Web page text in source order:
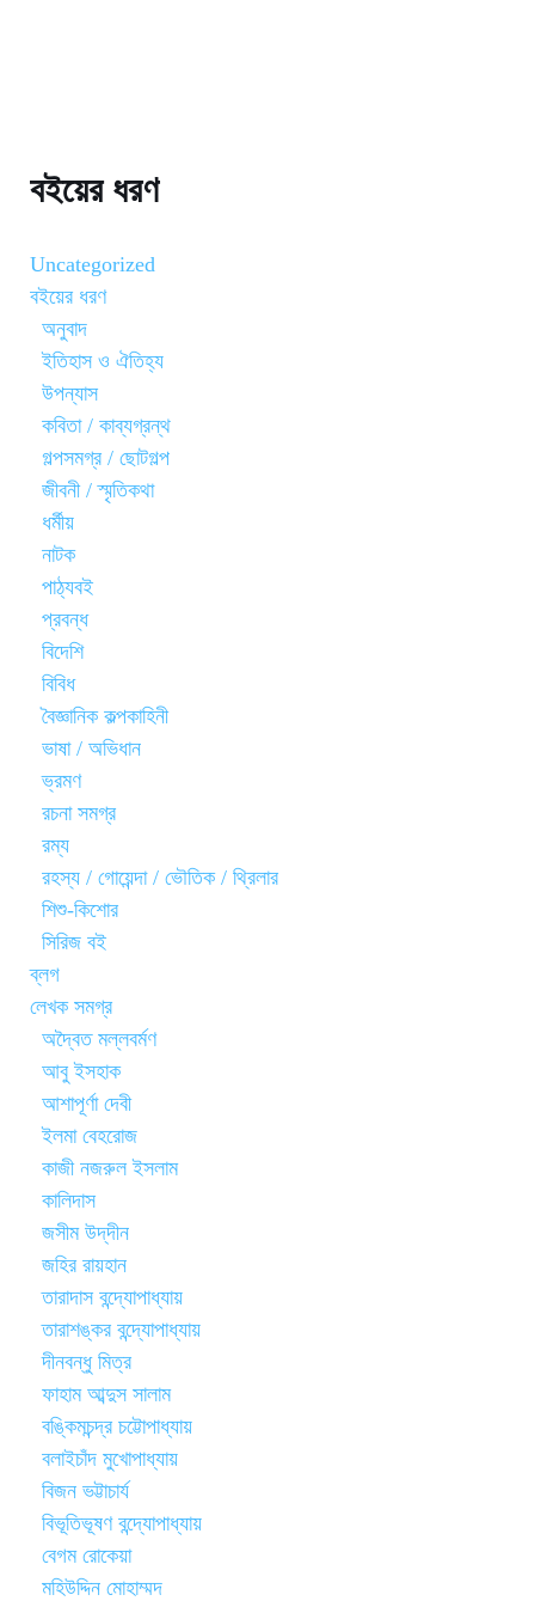
বইয়ের ধরণ
Uncategorized
বইয়ের ধরণ
অনুবাদ
ইতিহাস ও ঐতিহ্য
উপন্যাস
কবিতা / কাব্যগ্রন্থ
গল্পসমগ্র / ছোটগল্প
জীবনী / স্মৃতিকথা
ধর্মীয়
নাটক
পাঠ্যবই
প্রবন্ধ
বিদেশি
বিবিধ
বৈজ্ঞানিক কল্পকাহিনী
ভাষা / অভিধান
ভ্রমণ
রচনা সমগ্র
রম্য
রহস্য / গোয়েন্দা / ভৌতিক / থ্রিলার
শিশু-কিশোর
সিরিজ বই
ব্লগ
লেখক সমগ্র
অদ্বৈত মল্লবর্মণ
আবু ইসহাক
আশাপূর্ণা দেবী
ইলমা বেহরোজ
কাজী নজরুল ইসলাম
কালিদাস
জসীম উদ্‌দীন
জহির রায়হান
তারাদাস বন্দ্যোপাধ্যায়
তারাশঙ্কর বন্দ্যোপাধ্যায়
দীনবন্ধু মিত্র
ফাহাম আব্দুস সালাম
বঙ্কিমচন্দ্র চট্টোপাধ্যায়
বলাইচাঁদ মুখোপাধ্যায়
বিজন ভট্টাচার্য
বিভূতিভূষণ বন্দ্যোপাধ্যায়
বেগম রোকেয়া
মহিউদ্দিন মোহাম্মদ